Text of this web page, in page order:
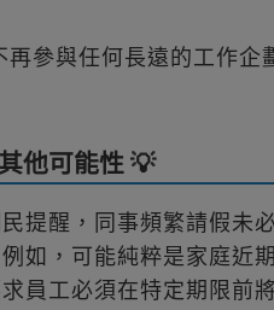
參與任何長遠的工作企
他可能性 💡
提醒，同事頻繁請假未
如，可能純粹是家庭近
員工必須在特定期限前